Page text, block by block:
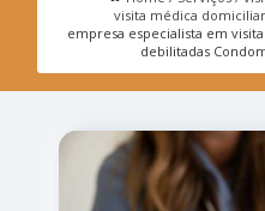
visita médica
empresa especialista em
debilitadas